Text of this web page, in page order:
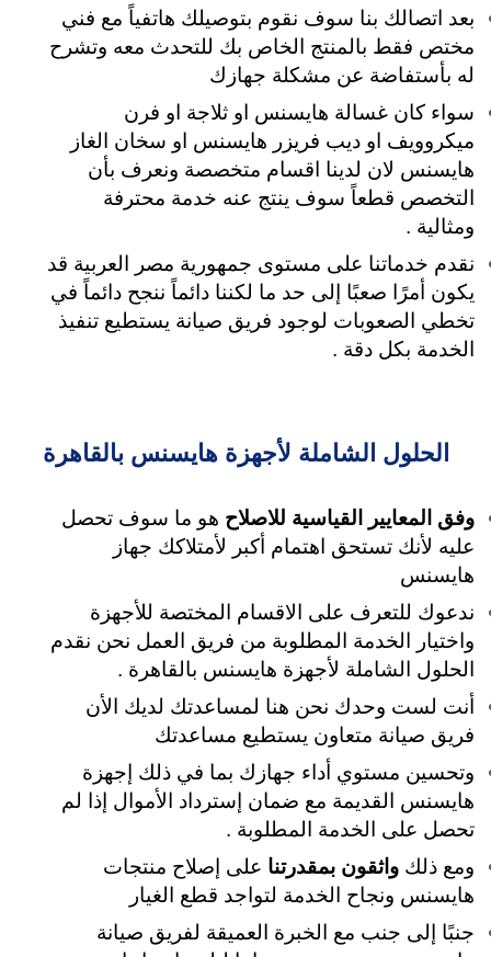
بعد اتصالك بنا سوف نقوم بتوصيلك هاتفياً مع فني
مختص فقط بالمنتج الخاص بك للتحدث معه وتشرح
له بأستفاضة عن مشكلة جهازك
سواء كان غسالة هايسنس او ثلاجة او فرن
ميكروويف او ديب فريزر هايسنس او سخان الغاز
هايسنس لان لدينا اقسام متخصصة ونعرف بأن
التخصص قطعاً سوف ينتج عنه خدمة محترفة
ومثالية .
نقدم خدماتنا على مستوى جمهورية مصر العربية قد
يكون أمرًا صعبًا إلى حد ما لكننا دائماً ننجح دائماً في
تخطي الصعوبات لوجود فريق صيانة يستطيع تنفيذ
الخدمة بكل دقة .
الحلول الشاملة لأجهزة هايسنس بالقاهرة
وفق المعايير القياسية للاصلاح هو ما سوف تحصل
عليه لأنك تستحق اهتمام أكبر لأمتلاكك جهاز
هايسنس
ندعوك للتعرف على الاقسام المختصة للأجهزة
واختيار الخدمة المطلوبة من فريق العمل نحن نقدم
الحلول الشاملة لأجهزة هايسنس بالقاهرة .
أنت لست وحدك نحن هنا لمساعدتك لديك الأن
فريق صيانة متعاون يستطيع مساعدتك
وتحسين مستوي أداء جهازك بما في ذلك إجهزة
هايسنس القديمة مع ضمان إسترداد الأموال إذا لم
تحصل على الخدمة المطلوبة .
ومع ذلك واثقون بمقدرتنا على إصلاح منتجات
هايسنس ونجاح الخدمة لتواجد قطع الغيار
جنبًا إلى جنب مع الخبرة العميقة لفريق صيانة